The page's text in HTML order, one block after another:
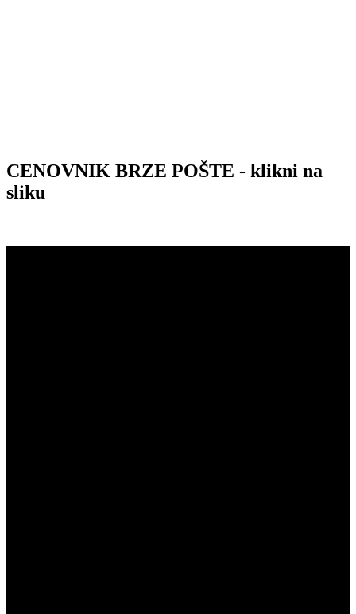
CENOVNIK BRZE POŠTE - klikni na
sliku